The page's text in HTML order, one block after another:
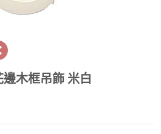
木框吊飾 米白